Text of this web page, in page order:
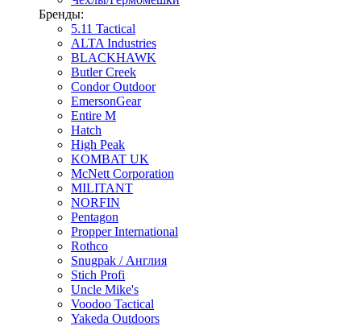
Бренды:
5.11 Tactical
ALTA Industries
BLACKHAWK
Butler Creek
Condor Outdoor
EmersonGear
Entire M
Hatch
High Peak
KOMBAT UK
McNett Corporation
MILITANT
NORFIN
Pentagon
Propper International
Rothco
Snugpak / Англия
Stich Profi
Uncle Mike's
Voodoo Tactical
Yakeda Outdoors